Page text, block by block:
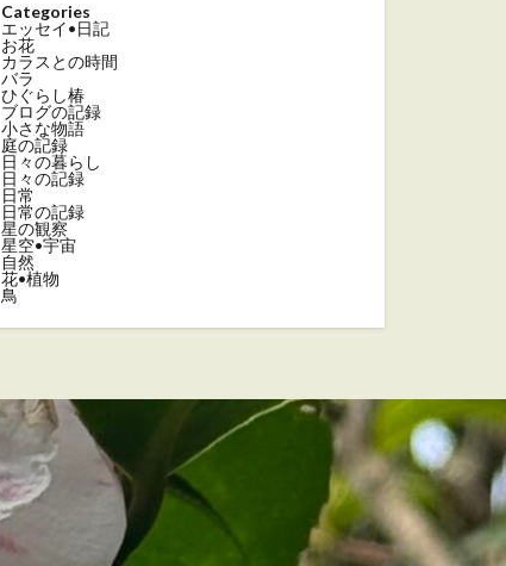
Categories
エッセイ•日記
お花
カラスとの時間
バラ
ひぐらし椿
ブログの記録
小さな物語
庭の記録
日々の暮らし
日々の記録
日常
日常の記録
星の観察
星空•宇宙
自然
花•植物
鳥